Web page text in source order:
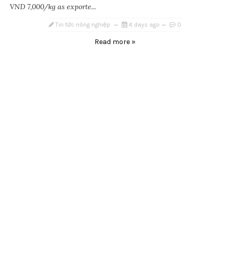
VND 7,000/kg as exporte...
Tin tức nông nghiệp 4 days ago 0
Read more »